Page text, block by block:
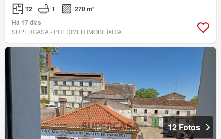
T2 1
270 m²
Há 17 dias
SUPERCASA - PREDIMED IMOBILÍARIA
12 Fotos